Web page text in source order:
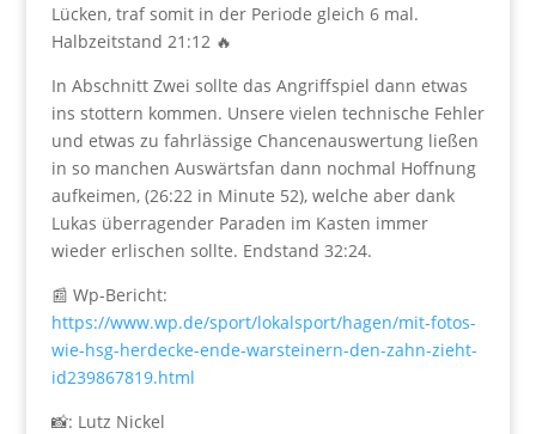
Lücken, traf somit in der Periode gleich 6 mal.
Halbzeitstand 21:12 🔥
In Abschnitt Zwei sollte das Angriffspiel dann etwas
ins stottern kommen. Unsere vielen technische Fehler
und etwas zu fahrlässige Chancenauswertung ließen
in so manchen Auswärtsfan dann nochmal Hoffnung
aufkeimen, (26:22 in Minute 52), welche aber dank
Lukas überragender Paraden im Kasten immer
wieder erlischen sollte. Endstand 32:24.
📰 Wp-Bericht:
https://www.wp.de/sport/lokalsport/hagen/mit-fotos-
wie-hsg-herdecke-ende-warsteinern-den-zahn-zieht-
id239867819.html
📸: Lutz Nickel